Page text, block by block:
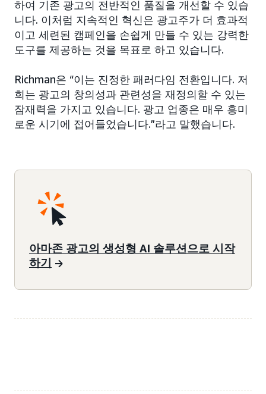
하여 기존 광고의 전반적인 품질을 개선할 수 있습
니다. 이처럼 지속적인 혁신은 광고주가 더 효과적
이고 세련된 캠페인을 손쉽게 만들 수 있는 강력한
도구를 제공하는 것을 목표로 하고 있습니다.
Richman은 “이는 진정한 패러다임 전환입니다. 저
희는 광고의 창의성과 관련성을 재정의할 수 있는
잠재력을 가지고 있습니다. 광고 업종은 매우 흥미
로운 시기에 접어들었습니다.”라고 말했습니다.
아마존 광고의 생성형 AI 솔루션으로 시작
하기